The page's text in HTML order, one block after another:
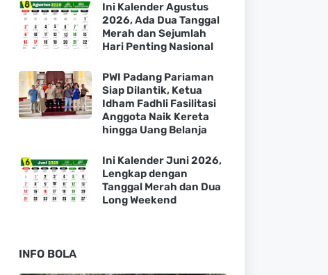
Ini Kalender Agustus
2026, Ada Dua Tanggal
Merah dan Sejumlah
Hari Penting Nasional
PWI Padang Pariaman
Siap Dilantik, Ketua
Idham Fadhli Fasilitasi
Anggota Naik Kereta
hingga Uang Belanja
Ini Kalender Juni 2026,
Lengkap dengan
Tanggal Merah dan Dua
Long Weekend
INFO BOLA